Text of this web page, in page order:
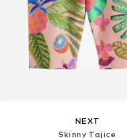
NEXT
Skinny Tajice